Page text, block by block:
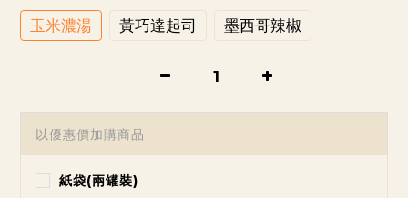
玉米濃湯 黃巧達起司 墨西哥辣椒
以優惠價加購商品
紙袋(兩罐裝)